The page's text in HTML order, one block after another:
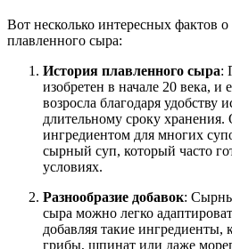
Вот несколько интересных фактов
плавленного сыра:
История плавленного сыра:
изобретен в начале 20 века, и
возросла благодаря удобству
длительному сроку
ингредиентом для многих
сырный суп, который часто
условиях.
Разнообразие добавок:
сыра можно легко
добавляя такие ингредиенты,
грибы, шпинат или даже